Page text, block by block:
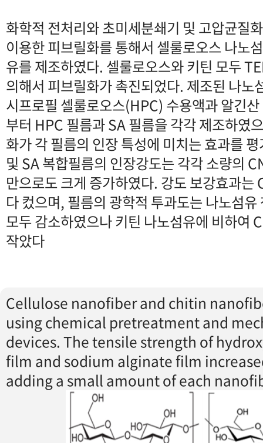
화학적 전처리와 초미세분쇄기 및 고압균질
이용한 피브릴화를 통해서 셀룰로오스 나노
유를 제조하였다. 셀룰로오스와 키틴 모두
의해서 피브릴화가 촉진되었다. 제조된 나노
시프로필 셀룰로오스(HPC) 수용액과 알긴
부터 HPC 필름과 SA 필름을 각각 제조하였
화가 각 필름의 인장 특성에 미치는 효과를
및 SA 복합필름의 인장강도는 각각 소량의
만으로도 크게 증가하였다. 강도 보강효과는
다 컸으며, 필름의 광학적 투과도는 나노섬
모두 감소하였으나 키틴 나노섬유에 비하여
작았다
Cellulose nanofiber and chitin
using chemical pretreatment and
devices. The tensile strength of
film and sodium alginate film
adding a small amount of each